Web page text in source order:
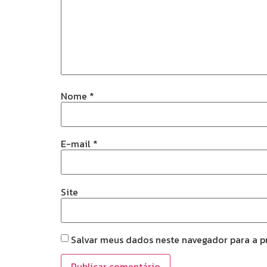
Nome *
E-mail *
Site
Salvar meus dados neste navegador para a